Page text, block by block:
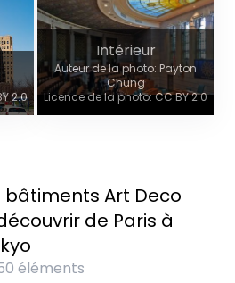
2.0
Intérieur
Auteur de la photo: Payton
Chung
Licence de la photo: CC BY 2.0
bâtiments Art Deco
de Paris à
éléments